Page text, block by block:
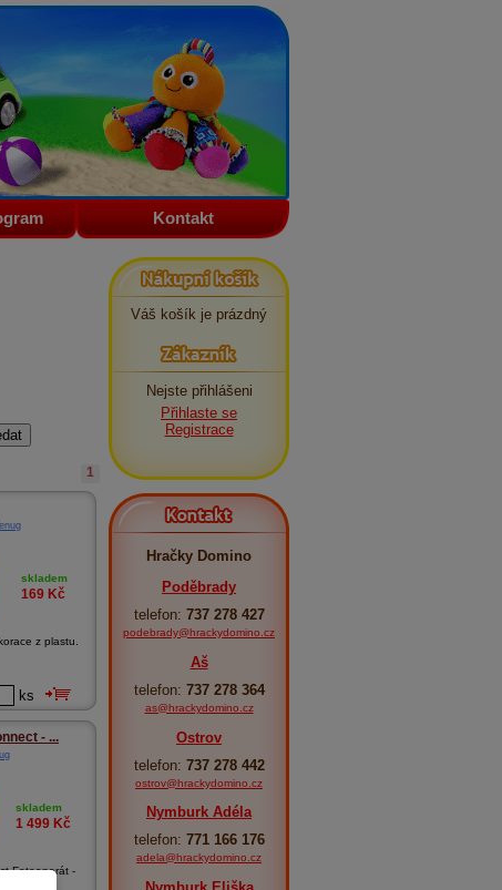
Kontakt
1
skladem
169 Kč
z plastu.
ks
- ...
skladem
1 499 Kč
Fotoaparát -
Nákupní košík
Váš košík je prázdný
Zákazník
Nejste přihlášeni
Přihlaste se
Registrace
Kontakt
Hračky Domino
Poděbrady
telefon: 737 278 427
podebrady@hrackydomino.cz
Aš
telefon: 737 278 364
as@hrackydomino.cz
Ostrov
telefon: 737 278 442
ostrov@hrackydomino.cz
Nymburk Adéla
telefon: 771 166 176
adela@hrackydomino.cz